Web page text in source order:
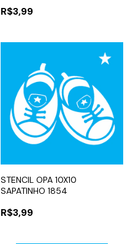
R$3,99
STENCIL OPA 10X10
SAPATINHO 1854
R$3,99